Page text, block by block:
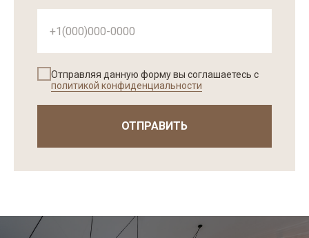
Отправляя данную форму вы соглашаетесь с
политикой конфиденциальности
ОТПРАВИТЬ